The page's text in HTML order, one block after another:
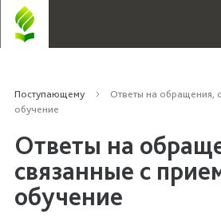
Поступающему
Ответы на обращения,
обучение
Ответы на
связанные с
обучение